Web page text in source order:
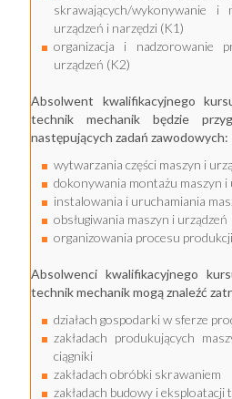
skrawających/wykonywanie i
urządzeń i narzędzi (K1)
organizacja i nadzorowanie
urządzeń (K2)
Absolwent kwalifikacyjnego
technik mechanik będzie
następujących zadań zawodowych:
wytwarzania części maszyn i
dokonywania montażu maszyn i
instalowania i uruchamiania
obsługiwania maszyn i urządzeń
organizowania procesu produkcji
Absolwenci kwalifikacyjnego
technik mechanik mogą znaleźć
działach gospodarki w sferze
zakładach produkujących
ciągniki
zakładach obróbki skrawaniem
zakładach budowy i